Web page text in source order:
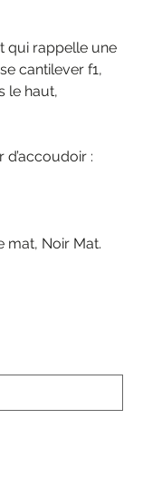
qui rappelle une
cantilever f1,
le haut,
:
mat, Noir Mat.